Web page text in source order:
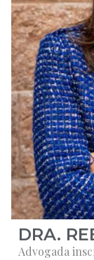
DRA.
Advogada